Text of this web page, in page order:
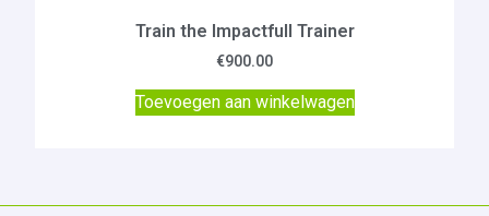
Train the Impactfull Trainer
€900.00
Toevoegen aan winkelwagen